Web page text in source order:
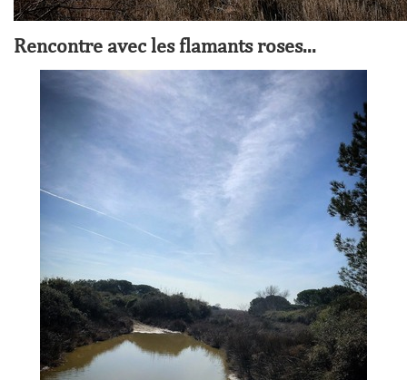
Rencontre avec les flamants roses...